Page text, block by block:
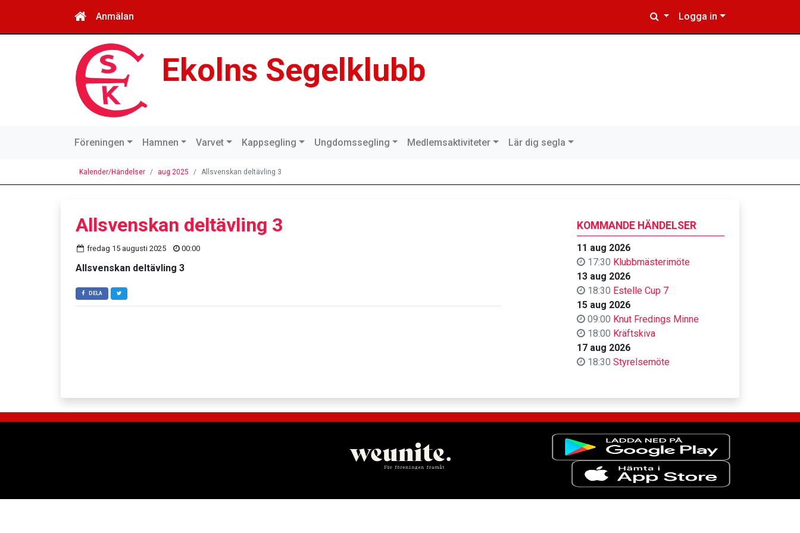
Anmälan Logga in
Ekolns Segelklubb
Föreningen Hamnen Varvet Kappsegling Ungdomssegling Medlemsaktiviteter Lär dig segla
Kalender/Händelser aug 2025 Allsvenskan deltävling 3
KOMMANDE HÄNDELSER
11 aug 2026
17:30 Klubbmästerimöte
13 aug 2026
18:30 Estelle Cup 7
15 aug 2026
09:00 Knut Fredings Minne
18:00 Kräftskiva
17 aug 2026
18:30 Styrelsemöte
Allsvenskan deltävling 3
fredag 15 augusti 2025 00:00
Allsvenskan deltävling 3
DELA